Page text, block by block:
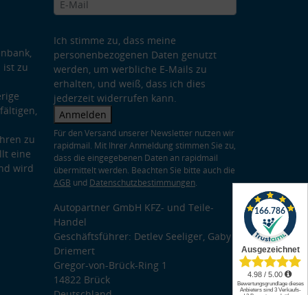
ist zu
zu
eine
wird
Ich stimme zu, dass meine
personenbezogenen Daten genutzt
werden, um werbliche E-Mails zu
erhalten, und weiß, dass ich dies
jederzeit widerrufen kann.
Anmelden
Für den Versand unserer Newsletter nutzen wir
rapidmail. Mit Ihrer Anmeldung stimmen Sie zu,
dass die eingegebenen Daten an rapidmail
übermittelt werden. Beachten Sie bitte auch die
AGB und Datenschutzbestimmungen.
Autopartner GmbH KFZ- und Teile-
Handel
Geschäftsführer: Detlev Seeliger, Gaby
Driemert
Gregor-von-Brück-Ring 1
14822 Brück